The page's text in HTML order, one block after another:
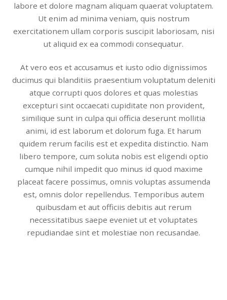
labore et dolore magnam aliquam quaerat voluptatem.
Ut enim ad minima veniam, quis nostrum
exercitationem ullam corporis suscipit laboriosam, nisi
ut aliquid ex ea commodi consequatur.
At vero eos et accusamus et iusto odio dignissimos
ducimus qui blanditiis praesentium voluptatum deleniti
atque corrupti quos dolores et quas molestias
excepturi sint occaecati cupiditate non provident,
similique sunt in culpa qui officia deserunt mollitia
animi, id est laborum et dolorum fuga. Et harum
quidem rerum facilis est et expedita distinctio. Nam
libero tempore, cum soluta nobis est eligendi optio
cumque nihil impedit quo minus id quod maxime
placeat facere possimus, omnis voluptas assumenda
est, omnis dolor repellendus. Temporibus autem
quibusdam et aut officiis debitis aut rerum
necessitatibus saepe eveniet ut et voluptates
repudiandae sint et molestiae non recusandae.